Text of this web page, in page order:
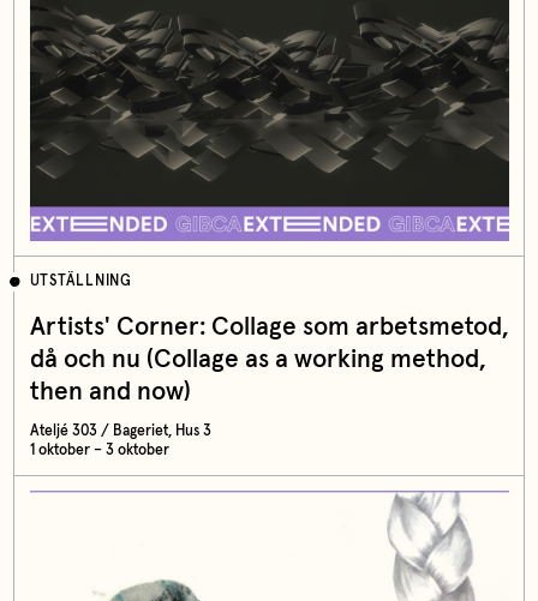
UTSTÄLLNING
Artists' Corner: Collage som arbetsmetod,
då och nu (Collage as a working method,
then and now)
Ateljé 303 / Bageriet, Hus 3
1 oktober – 3 oktober